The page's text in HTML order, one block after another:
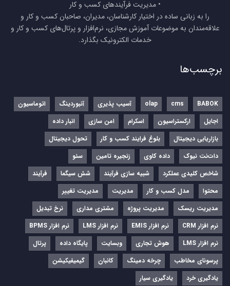
• مدیریت فرآیندهای کسب و کار
را به زبانی ساده در اختیار کارشناسان، مدیران، صاحبان کسب و کار و
علاقه‌مندان به موضوعات آموزش مجازی، نرم‌افزار و پرتال‌های کسب و کار و
خدمات الکترونیک بگذارد.
برچسب‌ها
BABOK
cms
olap آسیب پذیری آنبوردینگ
اتوماسیون
اجایل
ارکستراسیون اسکرام امن سازی
انبار داده
بازاریابی دیجیتال
بلوغ فرایند کسب و کار
تحول دیجیتال
دات‌نت نیوک
داده کاوی زنجیره تامین
سئو
شاخص کلیدی عملکرد
شبیه سازی فرآیند شش سیگما
فرآیند
محتوا
مدل کسب و کار مدیریت
مدیریت تغییر
مدیریت ریسک
مدیریت پروژه مشتری مداری
نرخ تبدیل
نرم‌ افزار CRM
نرم‌ افزار EMIS نرم‌ افزار LMS
نرم افزار BPMS
نرم افزار LMS
هوش تجاری وبسایت پایگاه داده
پرتال
پرسونای مخاطب
چرخه دمینگ کانبان
گیمیفیکیشن
یادگیری خرد
یادگیری سیار